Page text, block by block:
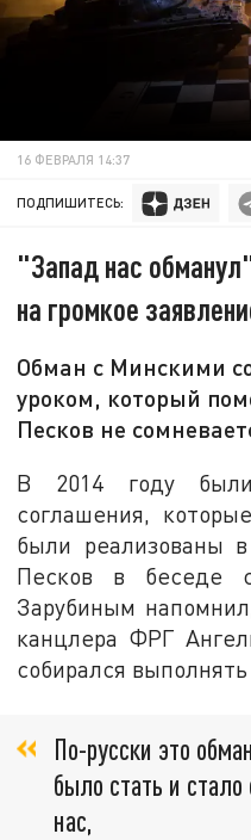
16 ФЕВРАЛЯ 14:37
ПОДПИШИТЕСЬ:
"Запад нас
на громкое
Обман с Минскими
уроком, который
Песков не
В 2014 году
соглашения,
были реализованы
Песков в беседе
Зарубиным
канцлера ФРГ
собирался
По-русски это
было стать и
нас,